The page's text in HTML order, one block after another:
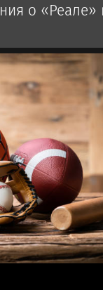
о «Реале»